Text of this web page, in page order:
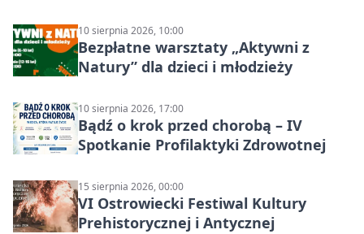
10 sierpnia 2026, 10:00
Bezpłatne warsztaty „Aktywni z
Natury” dla dzieci i młodzieży
10 sierpnia 2026, 17:00
Bądź o krok przed chorobą – IV
Spotkanie Profilaktyki Zdrowotnej
15 sierpnia 2026, 00:00
VI Ostrowiecki Festiwal Kultury
Prehistorycznej i Antycznej